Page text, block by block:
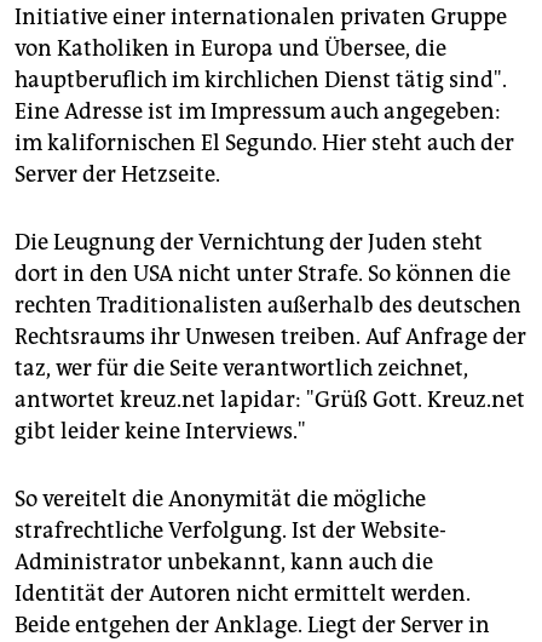
Initiative einer internationalen privaten Gruppe
von Katholiken in Europa und Übersee, die
hauptberuflich im kirchlichen Dienst tätig sind".
Eine Adresse ist im Impressum auch angegeben:
im kalifornischen El Segundo. Hier steht auch der
Server der Hetzseite.
Die Leugnung der Vernichtung der Juden steht
dort in den USA nicht unter Strafe. So können die
rechten Traditionalisten außerhalb des deutschen
Rechtsraums ihr Unwesen treiben. Auf Anfrage der
taz, wer für die Seite verantwortlich zeichnet,
antwortet kreuz.net lapidar: "Grüß Gott. Kreuz.net
gibt leider keine Interviews."
So vereitelt die Anonymität die mögliche
strafrechtliche Verfolgung. Ist der Website-
Administrator unbekannt, kann auch die
Identität der Autoren nicht ermittelt werden.
Beide entgehen der Anklage. Liegt der Server in